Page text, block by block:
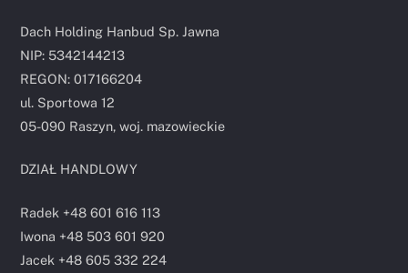
Dach Holding Hanbud Sp. Jawna
NIP: 5342144213
REGON: 017166204
ul. Sportowa 12
05-090 Raszyn, woj. mazowieckie
DZIAŁ HANDLOWY
Radek +48 601 616 113
Iwona +48 503 601 920
Jacek +48 605 332 224